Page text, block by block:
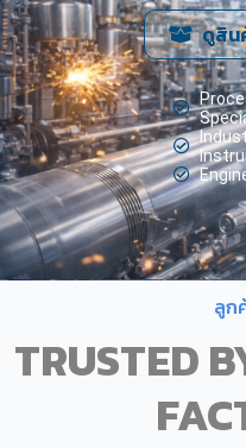
ดูสิน
ลูก
TRUSTED